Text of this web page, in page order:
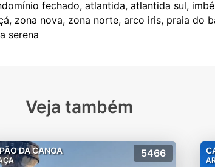
fechado, atlantida, atlantida sul,
zona nova, zona norte, arco iris, praia do
Veja também
DA CANOA 5466